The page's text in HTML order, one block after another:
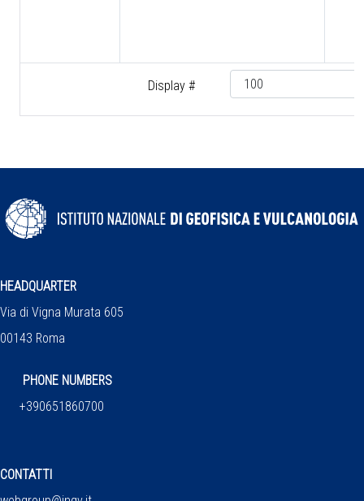
Display #
HEADQUARTER
Via di Vigna Murata 605
00143 Roma
PHONE NUMBERS
+390651860700
CONTATTI